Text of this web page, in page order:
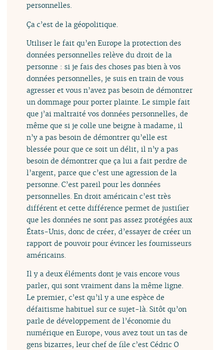
personnelles.
Ça c’est de la géopolitique.
Utiliser le fait qu’en Europe la protection des
données personnelles relève du droit de la
personne : si je fais des choses pas bien à vos
données personnelles, je suis en train de vous
agresser et vous n’avez pas besoin de démontrer
un dommage pour porter plainte. Le simple fait
que j’ai maltraité vos données personnelles, de
même que si je colle une beigne à madame, il
n’y a pas besoin de démontrer qu’elle est
blessée pour que ce soit un délit, il n’y a pas
besoin de démontrer que ça lui a fait perdre de
l’argent, parce que c’est une agression de la
personne. C’est pareil pour les données
personnelles. En droit américain c’est très
différent et cette différence permet de justifier
que les données ne sont pas assez protégées aux
États-Unis, donc de créer, d’essayer de créer un
rapport de pouvoir pour évincer les fournisseurs
américains.
Il y a deux éléments dont je vais encore vous
parler, qui sont vraiment dans la même ligne.
Le premier, c’est qu’il y a une espèce de
défaitisme habituel sur ce sujet-là. Sitôt qu’on
parle de développement de l’économie du
numérique en Europe, vous avez tout un tas de
gens bizarres, leur chef de file c’est Cédric O